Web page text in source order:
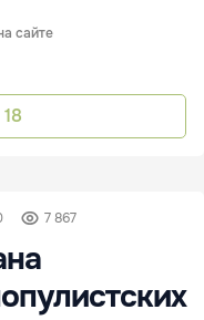
сайте
18
7 867